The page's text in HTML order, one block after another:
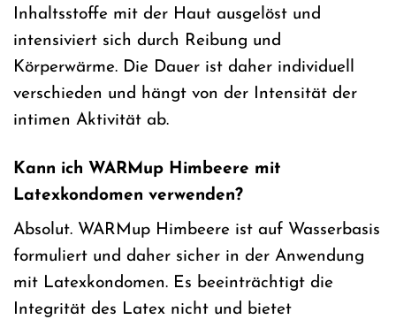
Inhaltsstoffe mit der Haut ausgelöst und
intensiviert sich durch Reibung und
Körperwärme. Die Dauer ist daher individuell
verschieden und hängt von der Intensität der
intimen Aktivität ab.
Kann ich WARMup Himbeere mit
Latexkondomen verwenden?
Absolut. WARMup Himbeere ist auf Wasserbasis
formuliert und daher sicher in der Anwendung
mit Latexkondomen. Es beeinträchtigt die
Integrität des Latex nicht und bietet